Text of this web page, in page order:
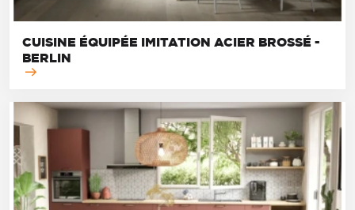
CUISINE ÉQUIPÉE IMITATION ACIER BROSSÉ -
BERLIN